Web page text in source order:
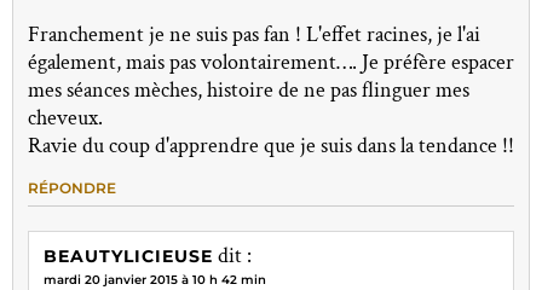
Franchement je ne suis pas fan ! L'effet racines, je l'ai
également, mais pas volontairement…. Je préfère espacer
mes séances mèches, histoire de ne pas flinguer mes
cheveux.
Ravie du coup d'apprendre que je suis dans la tendance !!
RÉPONDRE
BEAUTYLICIEUSE dit :
mardi 20 janvier 2015 à 10 h 42 min